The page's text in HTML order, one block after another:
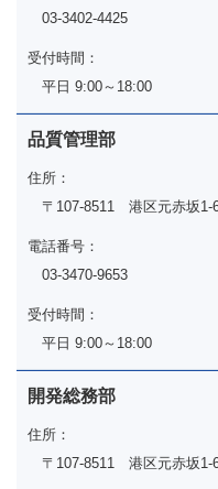
03-3402-4425
受付時間：
平日 9:00～18:00
品質管理部
住所：
〒107-8511 港区元赤坂1-
電話番号：
03-3470-9653
受付時間：
平日 9:00～18:00
開発総務部
住所：
〒107-8511 港区元赤坂1-